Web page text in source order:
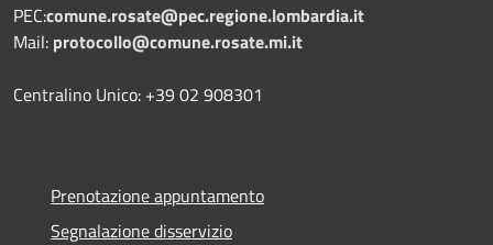
PEC:comune.rosate@pec.regione.lombardia.it
Mail: protocollo@comune.rosate.mi.it
Centralino Unico: +39 02 908301
Prenotazione appuntamento
Segnalazione disservizio